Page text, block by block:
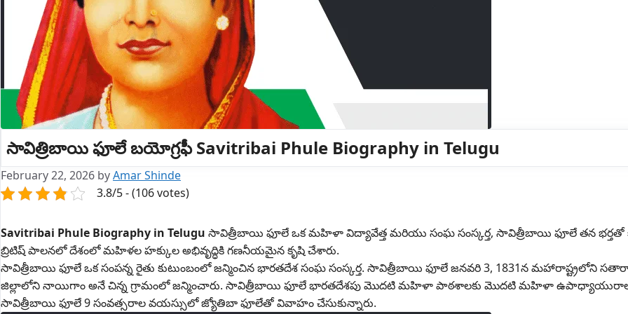
సావిత్రిబాయి ఫూలే బయోగ్రఫీ Savitribai Phule Biography in Telugu
February 22, 2026 byAmar Shinde
3.8/5 - (106 votes)
Savitribai Phule Biography in Telugu సావిత్రీబాయి ఫూలే ఒక మహిళా విద్యావేత్త మరియు సంఘ సంస్కర్త, సావిత్రీబాయి ఫూలే తన భర్తతో
బ్రిటిష్ పాలనలో దేశంలో మహిళల హక్కుల అభివృద్ధికి గణనీయమైన కృషి చేశారు.
సావిత్రీబాయి ఫూలే ఒక సంపన్న రైతు కుటుంబంలో జన్మించిన భారతదేశ సంఘ సంస్కర్త. సావిత్రీబాయి ఫూలే జనవరి 3, 1831న మహారాష్ట్రలోని
జిల్లాలోని నాయిగాం అనే చిన్న గ్రామంలో జన్మించారు. సావిత్రీబాయి ఫూలే భారతదేశపు మొదటి మహిళా పాఠశాలకు మొదటి మహిళా
సావిత్రీబాయి ఫూలే 9 సంవత్సరాల వయస్సులో జ్యోతిబా ఫూలేతో వివాహం చేసుకున్నారు.